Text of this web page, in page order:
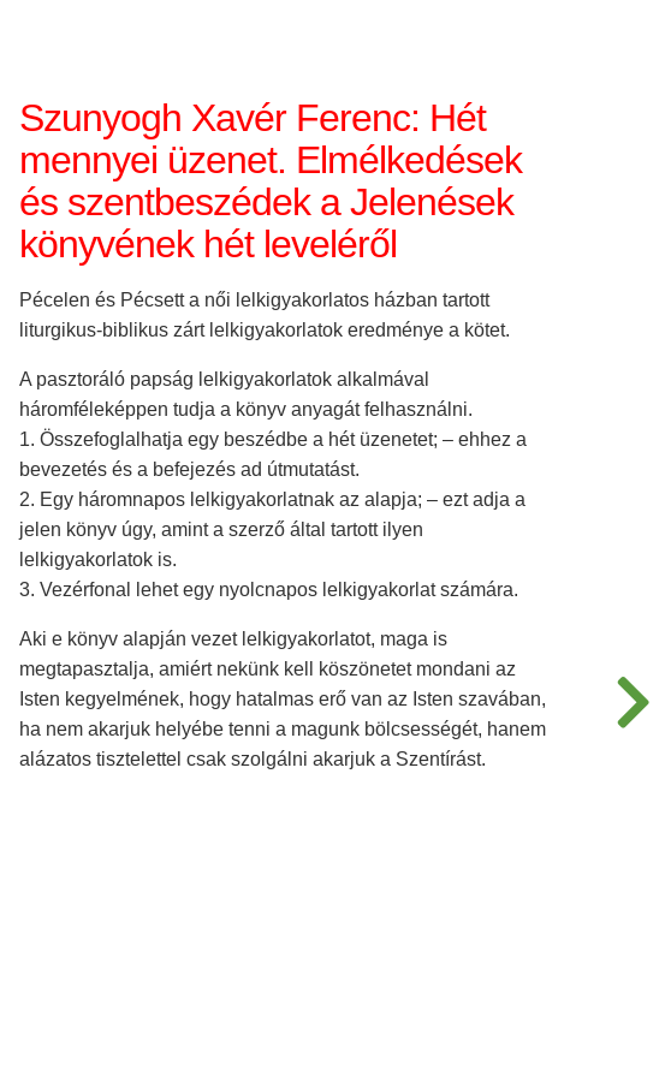
Szunyogh Xavér Ferenc: Hét
mennyei üzenet. Elmélkedések
és szentbeszédek a Jelenések
könyvének hét leveléről
Pécelen és Pécsett a női lelkigyakorlatos házban tartott
liturgikus-biblikus zárt lelkigyakorlatok eredménye a kötet.
A pasztoráló papság lelkigyakorlatok alkalmával
háromféleképpen tudja a könyv anyagát felhasználni.
1. Összefoglalhatja egy beszédbe a hét üzenetet; – ehhez a
bevezetés és a befejezés ad útmutatást.
2. Egy háromnapos lelkigyakorlatnak az alapja; – ezt adja a
jelen könyv úgy, amint a szerző által tartott ilyen
lelkigyakorlatok is.
3. Vezérfonal lehet egy nyolcnapos lelkigyakorlat számára.
Aki e könyv alapján vezet lelkigyakorlatot, maga is
megtapasztalja, amiért nekünk kell köszönetet mondani az
Isten kegyelmének, hogy hatalmas erő van az Isten szavában,
ha nem akarjuk helyébe tenni a magunk bölcsességét, hanem
alázatos tisztelettel csak szolgálni akarjuk a Szentírást.